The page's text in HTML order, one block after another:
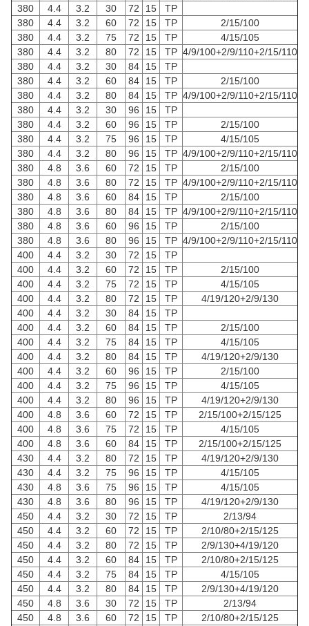
380
4.4 3.2 30 72 15
TP
380
4.4 3.2 60 72 15 TP
2/15/100
380
4.4 3.2 75 72 15 TP
4/15/105
380
4.4 3.2 80 72 15 TP 4/9/100+2/9/110+2/15/110
380
4.4 3.2 30 84 15
TP
380
4.4 3.2 60 84 15 TP
2/15/100
380
4.4 3.2 80 84 15 TP 4/9/100+2/9/110+2/15/110
380
4.4 3.2 30 96 15
TP
380
4.4 3.2 60 96 15 TP
2/15/100
380
4.4 3.2 75 96 15 TP
4/15/105
380
4.4 3.2 80 96 15 TP 4/9/100+2/9/110+2/15/110
380
4.8 3.6 60 72 15 TP
2/15/100
380
4.8 3.6 80 72 15 TP 4/9/100+2/9/110+2/15/110
380
4.8 3.6 60 84 15 TP
2/15/100
380
4.8 3.6 80 84 15 TP 4/9/100+2/9/110+2/15/110
380
4.8 3.6 60 96 15 TP
2/15/100
380
4.8 3.6 80 96 15 TP 4/9/100+2/9/110+2/15/110
400
4.4 3.2 30 72 15
TP
400
4.4 3.2 60 72 15 TP
2/15/100
400
4.4 3.2 75 72 15 TP
4/15/105
400
4.4 3.2 80 72 15 TP
4/19/120+2/9/130
400
4.4 3.2 30 84 15
TP
400
4.4 3.2 60 84 15 TP
2/15/100
400
4.4 3.2 75 84 15 TP
4/15/105
400
4.4 3.2 80 84 15 TP
4/19/120+2/9/130
400
4.4 3.2 60 96 15 TP
2/15/100
400
4.4 3.2 75 96 15 TP
4/15/105
400
4.4 3.2 80 96 15 TP
4/19/120+2/9/130
400
4.8 3.6 60 72 15 TP
2/15/100+2/15/125
400
4.8 3.6 75 72 15 TP
4/15/105
400
4.8 3.6 60 84 15 TP
2/15/100+2/15/125
430
4.4 3.2 80 72 15 TP
4/19/120+2/9/130
430
4.4 3.2 75 96 15 TP
4/15/105
430
4.8 3.6 75 96 15 TP
4/15/105
430
4.8 3.6 80 96 15 TP
4/19/120+2/9/130
450
4.4 3.2 30 72 15 TP
2/13/94
450
4.4 3.2 60 72 15 TP
2/10/80+2/15/125
450
4.4 3.2 80 72 15 TP
2/9/130+4/19/120
450
4.4 3.2 60 84 15 TP
2/10/80+2/15/125
450
4.4 3.2 75 84 15 TP
4/15/105
450
4.4 3.2 80 84 15 TP
2/9/130+4/19/120
450
4.8 3.6 30 72 15 TP
2/13/94
450
4.8 3.6 60 72 15 TP
2/10/80+2/15/125